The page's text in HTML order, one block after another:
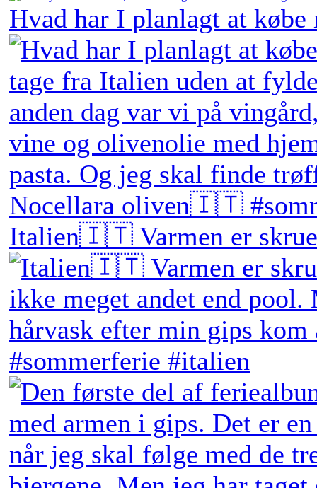
Hvad har I planlagt at
Italien🇮🇹 Varmen er